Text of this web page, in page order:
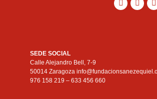
SEDE SOCIAL
Calle Alejandro Bell, 7-9
50014 Zaragoza
976 158 219 – 633 456 660